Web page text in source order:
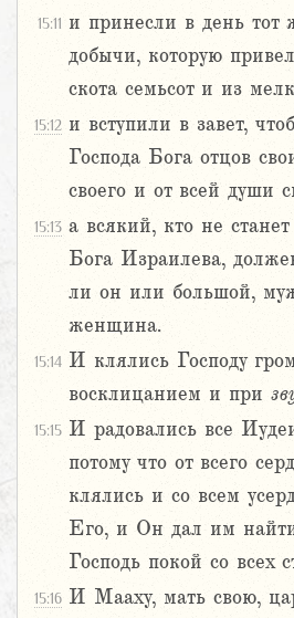
15:11 и принесли в день тот
добычи, которую
скота семьсот и из
15:12 и вступили в завет,
Господа Бога отцов
своего и от всей души
15:13 а всякий, кто не
Бога Израилева,
ли он или большой,
женщина.
15:14 И клялись Господу
восклицанием и при
15:15 И радовались все
потому что от всего
клялись и со всем
Его, и Он дал им
Господь покой со всех
15:16 И Мааху, мать свою,